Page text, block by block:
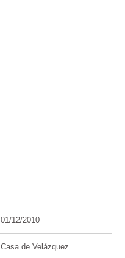
01/12/2010
Casa de Velázquez